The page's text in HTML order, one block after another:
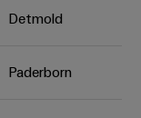
Detmold
Paderborn